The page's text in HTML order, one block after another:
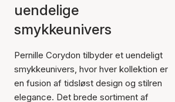
uendelige
smykkeunivers
Pernille Corydon tilbyder et uendeligt
smykkeunivers, hvor hver kollektion er
en fusion af tidsløst design og stilren
elegance. Det brede sortiment af